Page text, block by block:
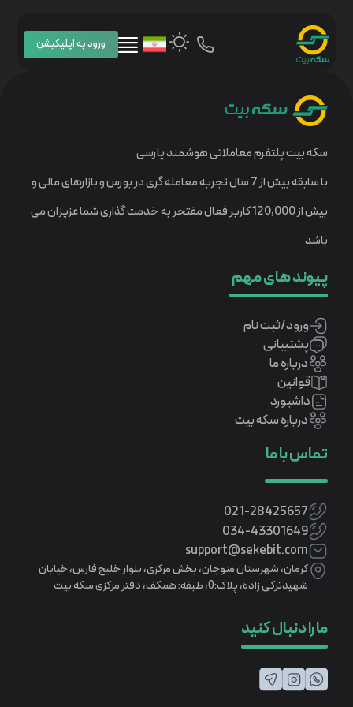
ورود به اپلیکیشن
سکه بیت پلتفرم معاملاتی هوشمند پارسی
با سابقه بیش از 7 سال تجربه معامله گری در بورس و بازارهای مالی و
بیش از 120,000 کاربر فعال مفتخر به خدمت گذاری شما عزیزان می
باشد
پیوند های مهم
ورود/ثبت نام
پشتیبانی
درباره ما
قوانین
داشبورد
درباره سکه بیت
تماس با ما
021-28425657
034-43301649
support@sekebit.com
کرمان، شهرستان منوجان، بخش مرکزی، بلوار خلیج فارس، خیابان
شهیدترکی زاده، پلاک:0، طبقه: همکف، دفتر مرکزی سکه بیت
ما را دنبال کنید